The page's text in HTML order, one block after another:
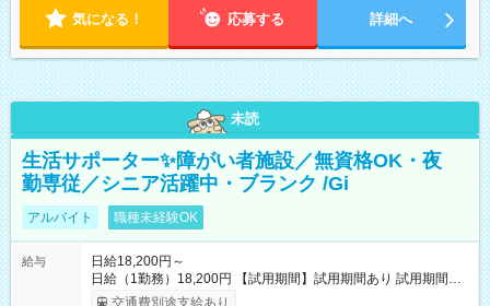
気になる！ 応募する 詳細へ
未読
生活サポーター✨障がい者施設／無資格OK・夜
勤専従／シニア活躍中・ブランク /Gi
アルバイト 職種未経験OK
給与
日給18,200円～
日給（1勤務）18,200円 【試用期間】試用期間あり 試用期間の
長さ：3ヶ月 雇用形態、給与は本採用時と同じです。
交通費別途支給あり